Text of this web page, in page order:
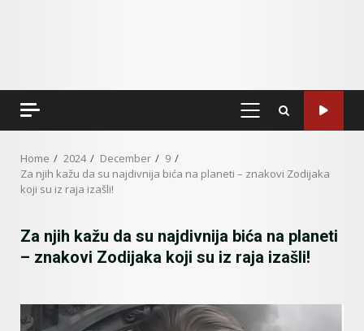
PRIMARY
Home 2024 December
9
Za njih kažu da su najdivnija bića na planeti – znakovi Zodijaka
koji su iz raja izašli!
Za njih kažu da su najdivnija bića na planeti
– znakovi Zodijaka koji su iz raja izašli!